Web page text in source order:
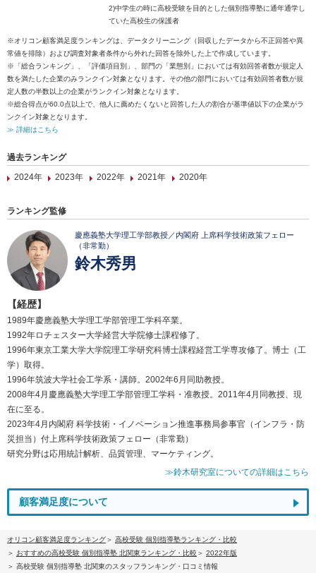
2)中学生の時に高校受験を目的とした個別指導塾に通年通学し
ていた高校生の保護者
※オリコン顧客満足度ランキングは、データクリーニング（回収したデータから不正回答や異
常値を排除）および調査対象者条件から外れた回答を除外した上で作成しています。
※「総合ランキング」、「評価項目別」、部門の「業態別」においては有効回答者数が規定人
数を満たした企業のみランクイン対象となります。その他の部門においては有効回答者数が規
定人数の半数以上の企業がランクイン対象となります。
※総合得点が60.0点以上で、他人に薦めたくないと回答した人の割合が基準値以下の企業がラ
ンクイン対象となります。
≫ 詳細はこちら
過去ランキング
2024年
2023年 2022年 2021年 2020年
ランキング監修
慶應義塾大学理工学部教授／内閣府 上席科学技術政策フェロー
（非常勤）
鈴木秀男
【経歴】
1989年慶應義塾大学理工学部管理工学科卒業。
1992年ロチェスター大学経営大学院修士課程修了。
1996年東京工業大学大学院理工学研究科博士課程経営工学専攻修了。博士（工
学）取得。
1996年筑波大学社会工学系・講師。2002年6月同助教授。
2008年4月慶應義塾大学理工学部管理工学科・准教授。2011年4月同教授、現
在に至る。
2023年4月内閣府 科学技術・イノベーション推進事務局参事官（インフラ・防
災担当）付上席科学技術政策フェロー（非常勤）
研究分野は応用統計解析、品質管理、マーケティング。
≫鈴木研究室についての詳細はこちら
顧客満足度について
オリコン顧客満足度ランキング
高校受験 個別指導塾ランキング・比較
おすすめの高校受験 個別指導塾 北関東ランキング・比較
2022年版
高校受験 個別指導塾 北関東のスタッフランキング・口コミ情報